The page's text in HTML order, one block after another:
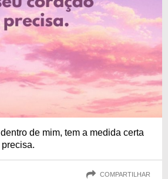
de mim, tem a medida certa
COMPARTILHAR